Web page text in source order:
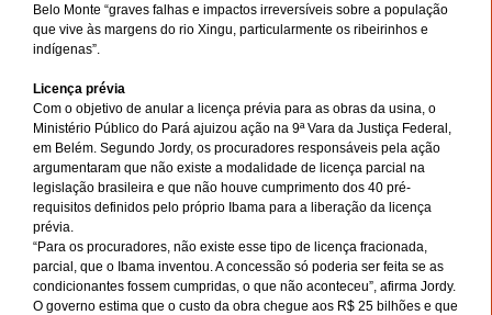
Belo Monte “graves falhas e impactos irreversíveis sobre a população
que vive às margens do rio Xingu, particularmente os ribeirinhos e
indígenas”.
Licença prévia
Com o objetivo de anular a licença prévia para as obras da usina, o
Ministério Público do Pará ajuizou ação na 9ª Vara da Justiça Federal,
em Belém. Segundo Jordy, os procuradores responsáveis pela ação
argumentaram que não existe a modalidade de licença parcial na
legislação brasileira e que não houve cumprimento dos 40 pré-
requisitos definidos pelo próprio Ibama para a liberação da licença
prévia.
“Para os procuradores, não existe esse tipo de licença fracionada,
parcial, que o Ibama inventou. A concessão só poderia ser feita se as
condicionantes fossem cumpridas, o que não aconteceu”, afirma Jordy.
O governo estima que o custo da obra chegue aos R$ 25 bilhões e que